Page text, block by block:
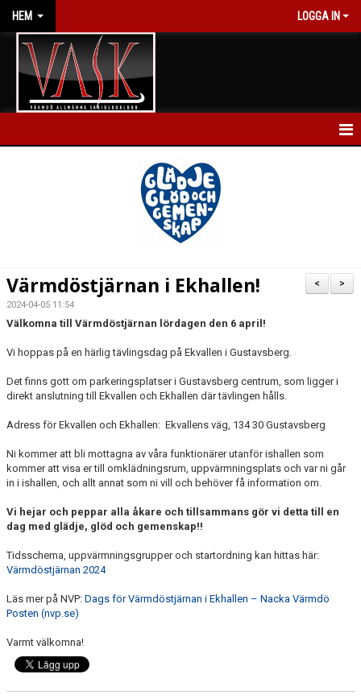
HEM LOGGA IN
BLI MEDLEM
INFORMATION FÖR ÅKARE
VASK KLÄDER
GALLERI
VÄRMDÖKRISTALLEN 2026
>
<
Värmdöstjärnan i Ekhallen!
2024-04-05 11:54
Välkomna till Värmdöstjärnan lördagen den 6 april!
Vi hoppas på en härlig tävlingsdag på Ekvallen i Gustavsberg.
Det finns gott om parkeringsplatser i Gustavsberg centrum, som ligger i
direkt anslutning till Ekvallen och Ekhallen där tävlingen hålls.
Adress för Ekvallen och Ekhallen: Ekvallens väg, 134 30 Gustavsberg
Ni kommer att bli mottagna av våra funktionärer utanför ishallen som
kommer att visa er till omklädningsrum, uppvärmningsplats och var ni går
in i ishallen, och allt annat som ni vill och behöver få information om.
Vi hejar och peppar alla åkare och tillsammans gör vi detta till en
dag med glädje, glöd och gemenskap!!
Tidsschema, uppvärmningsgrupper och startordning kan hittas här:
Värmdöstjärnan 2024
Läs mer på NVP: Dags för Värmdöstjärnan i Ekhallen – Nacka Värmdö
Posten (nvp.se)
Varmt välkomna!